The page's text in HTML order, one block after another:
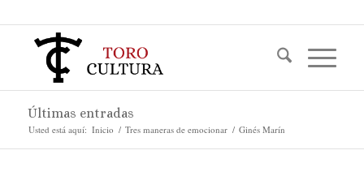
Últimas entradas
Usted está aquí: Inicio / Tres maneras de emocionar / Ginés Marín